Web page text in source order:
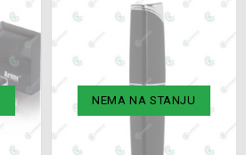
NEMA NA STANJU